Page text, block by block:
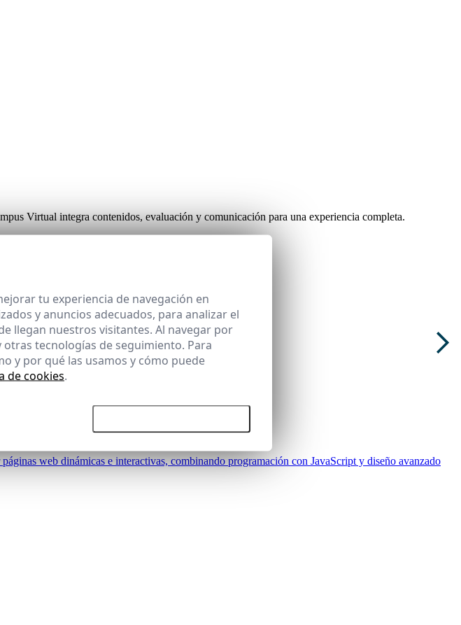
Virtual integra contenidos, evaluación y comunicación para una experiencia completa.
web dinámicas e interactivas, combinando programación con JavaScript y diseño avanzado
tu experiencia de navegación en
y anuncios adecuados, para analizar el
llegan nuestros visitantes. Al navegar por
tecnologías de seguimiento. Para
y por qué las usamos y cómo puede
de cookies.